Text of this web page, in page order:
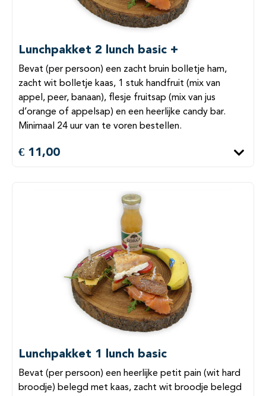
Lunchpakket 2 lunch basic +
Bevat (per persoon) een zacht bruin bolletje ham,
zacht wit bolletje kaas, 1 stuk handfruit (mix van
appel, peer, banaan), flesje fruitsap (mix van jus
d’orange of appelsap) en een heerlijke candy bar.
Minimaal 24 uur van te voren bestellen.
€ 11,00
Lunchpakket 1 lunch basic
Bevat (per persoon) een heerlijke petit pain (wit hard
broodje) belegd met kaas, zacht wit broodje belegd